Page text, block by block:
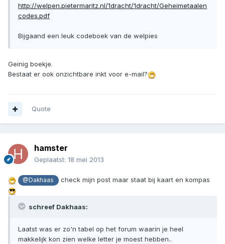
http://welpen.pietermaritz.nl/1dracht/1dracht/Geheimetaalen
codes.pdf
Bijgaand een leuk codeboek van de welpies
Geinig boekje.
Bestaat er ook onzichtbare inkt voor e-mail?
Quote
hamster
Geplaatst: 18 mei 2013
@Dakhaas check mijn post maar staat bij kaart en kompas
schreef Dakhaas:
Laatst was er zo'n tabel op het forum waarin je heel
makkelijk kon zien welke letter je moest hebben..